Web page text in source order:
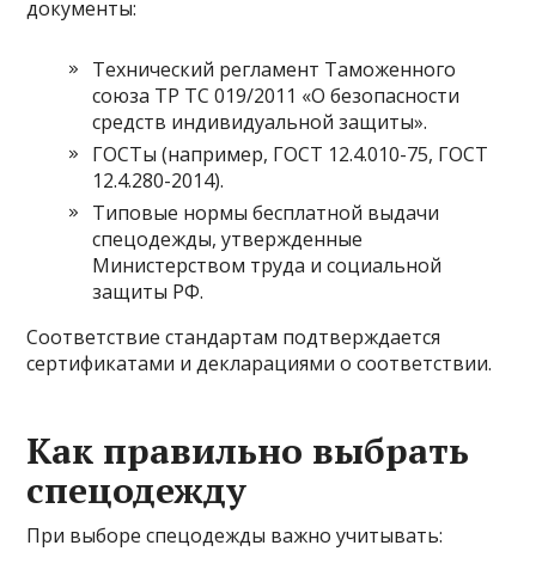
документы:
Технический регламент Таможенного
союза ТР ТС 019/2011 «О безопасности
средств индивидуальной защиты».
ГОСТы (например, ГОСТ 12.4.010-75, ГОСТ
12.4.280-2014).
Типовые нормы бесплатной выдачи
спецодежды, утвержденные
Министерством труда и социальной
защиты РФ.
Соответствие стандартам подтверждается
сертификатами и декларациями о соответствии.
Как правильно выбрать
спецодежду
При выборе спецодежды важно учитывать: